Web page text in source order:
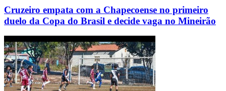
Cruzeiro empata com a Chapecoense no primeiro
duelo da Copa do Brasil e decide vaga no Mineirão